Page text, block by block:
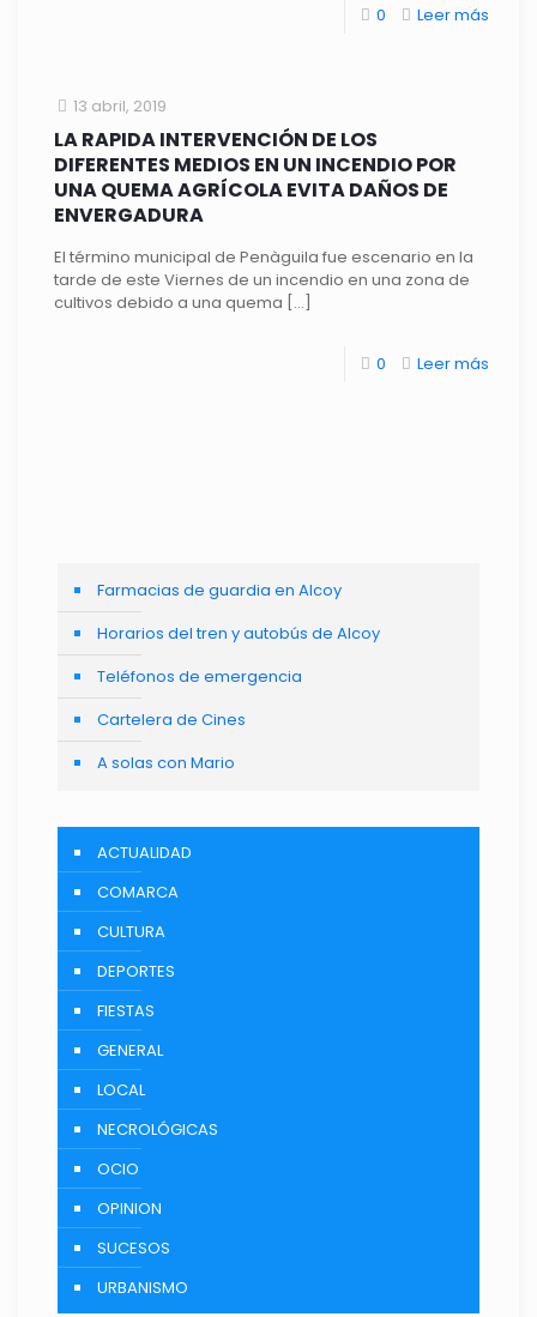
0 Leer más
13 abril, 2019
LA RAPIDA INTERVENCIÓN DE LOS
DIFERENTES MEDIOS EN UN INCENDIO POR
UNA QUEMA AGRÍCOLA EVITA DAÑOS DE
ENVERGADURA
El término municipal de Penàguila fue escenario en la
tarde de este Viernes de un incendio en una zona de
cultivos debido a una quema […]
0 Leer más
Farmacias de guardia en Alcoy
Horarios del tren y autobús de Alcoy
Teléfonos de emergencia
Cartelera de Cines
A solas con Mario
ACTUALIDAD
COMARCA
CULTURA
DEPORTES
FIESTAS
GENERAL
LOCAL
NECROLÓGICAS
OCIO
OPINION
SUCESOS
URBANISMO